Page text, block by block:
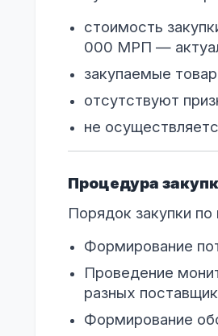
стоимость
000 МРП —
закупаемые
отсутствуют
не
Процедура
Порядок закупки
Формирование
Проведение
разных
Формирование